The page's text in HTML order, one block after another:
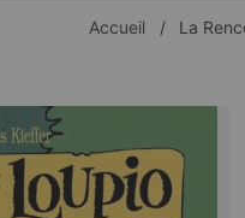
Accueil La